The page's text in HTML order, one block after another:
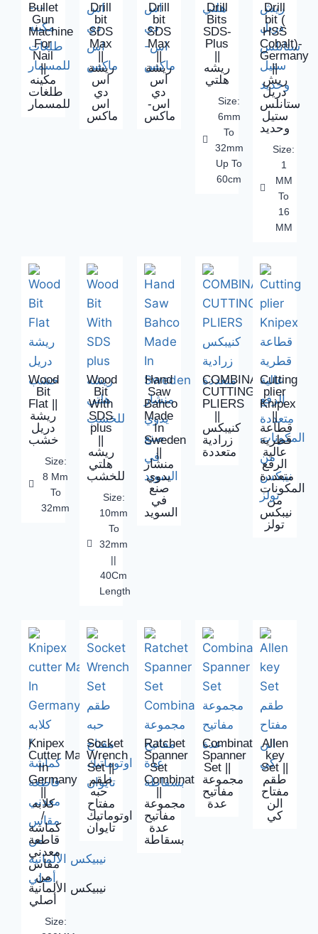
Bullet
Gun
Machine
For
Nail
||
مكينه
طلغات
للمسمار
Drill
bit
SDS
Max
ريشة
اس
دي
اس
ماكس
Drill
bit
SDS
Max
||
ريشة
اس
دي
اس-
ماكس
Drill
Bits
SDS-
Plus
ريشه
هلتي
Size:
6mm
To
32mm
Up To
60cm
Drill
bit (
HSS
Cobalt)-
Germany
||
ريش
دريل
ستانلس
ستيل
وحديد
Size:
1
MM
To
16
MM
Wood
Bit
Flat ||
ريشة
دريل
خشب
Size:
8 Mm
To
32mm
Wood
Bit
With
SDS
plus
ريشه
هلتي
للخشب
Size:
10mm
To
32mm
||
40Cm
Length
Hand
Saw
Bahco
Made
In
Sweden
||
منشار
يدوي
صنع
في
السويد
COMBINATION
CUTTING
PLIERS
كنيبكس
زرادية
متعددة
Cutting
plier
Knipex
||
قطاعة
قطرية
عالية
الرفع
متعددة
المكونات
من
نيبكس
تولز
Knipex
Cutter Made
In
Germany
كلابه
/
كماشة
قاطعة
معدني
مقاس
من
نيبيكس الألمانية
أصلي
Size:
Socket
Wrench
Set ||
طقم
حبه
مفتاح
اوتوماتيك
تايوان
Ratchet
Spanner
Set
Combination
مجموعة
مفاتيح
عدة
بسقاطة
Combination
Spanner
Set ||
مجموعة
مفاتيح
عدة
Allen
key
Set ||
طقم
مفتاح
الن
كي